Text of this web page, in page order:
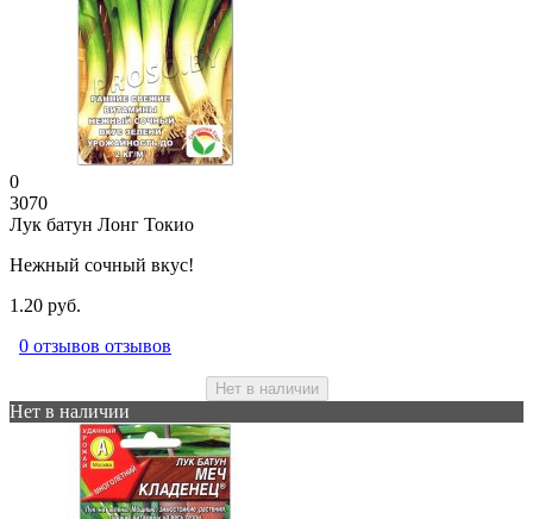
0
3070
Лук батун Лонг Токио
Нежный сочный вкус!
1.20 руб.
0 отзывов отзывов
Нет в наличии
Нет в наличии